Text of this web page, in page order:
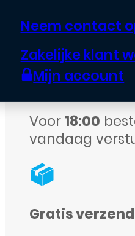
Neem contact
Zakelijke klant
Mijn account
Zwart
aantal
Echte garantie
assortiment
Voor18:00
vandaag
Gratis